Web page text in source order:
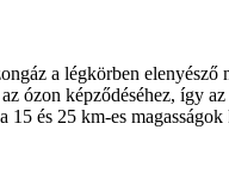
a légkörben elenyésző
ózon képződéséhez, így
és 25 km-es